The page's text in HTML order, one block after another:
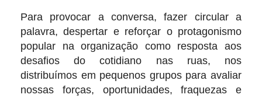
Para provocar a conversa, fazer circular a
palavra, despertar e reforçar o protagonismo
popular na organização como resposta aos
desafios do cotidiano nas ruas, nos
distribuímos em pequenos grupos para avaliar
nossas forças, oportunidades, fraquezas e